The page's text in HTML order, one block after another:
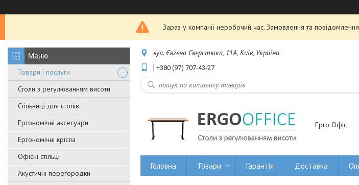
Зараз у компанії неробочий час. Замовлення та
Товари і послуги
Столи з регулюванням висоти
Стільниці для столів
Ергономічні аксесуари
Ергономічні крісла
Офісні стільці
Акустичні перегородки
вул. Євгена Сверстюка, 11А, Київ, Україна
+380 (97) 707-43-27
Ерго Офіс
Головна Товари Гарантія Доставка